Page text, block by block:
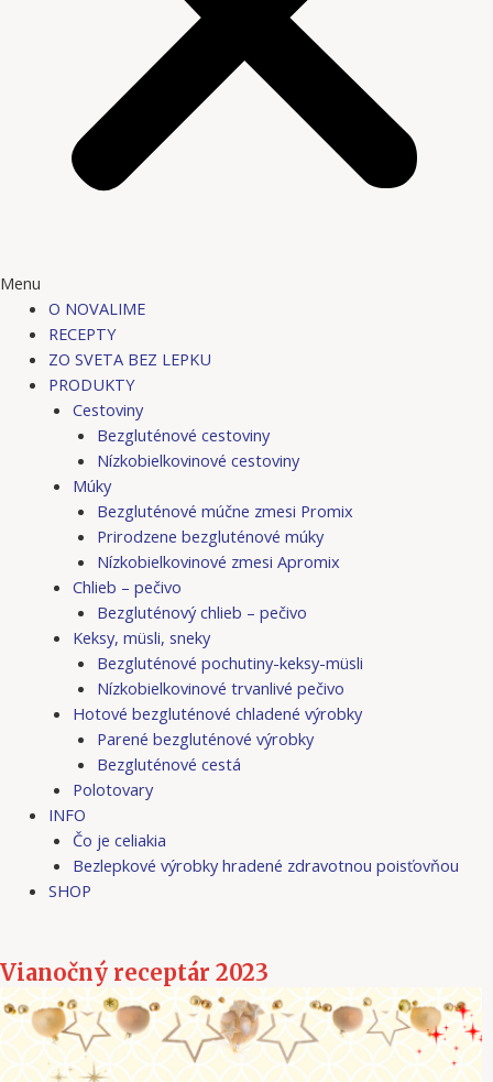
Menu
O NOVALIME
RECEPTY
ZO SVETA BEZ LEPKU
PRODUKTY
Cestoviny
Bezgluténové cestoviny
Nízkobielkovinové cestoviny
Múky
Bezgluténové múčne zmesi Promix
Prirodzene bezgluténové múky
Nízkobielkovinové zmesi Apromix
Chlieb – pečivo
Bezgluténový chlieb – pečivo
Keksy, müsli, sneky
Bezgluténové pochutiny-keksy-müsli
Nízkobielkovinové trvanlivé pečivo
Hotové bezgluténové chladené výrobky
Parené bezgluténové výrobky
Bezgluténové cestá
Polotovary
INFO
Čo je celiakia
Bezlepkové výrobky hradené zdravotnou poisťovňou
SHOP
Vianočný receptár 2023